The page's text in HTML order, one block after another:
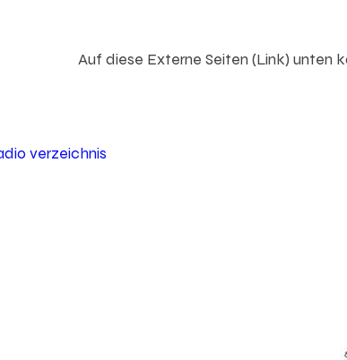
Auf diese Externe Seiten (Link) unten